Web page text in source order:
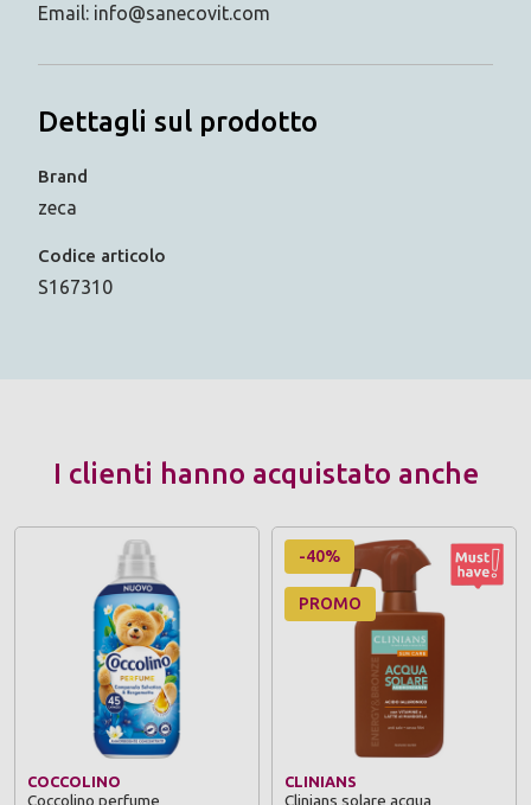
Email: info@sanecovit.com
Dettagli sul prodotto
Brand
zeca
Codice articolo
S167310
I clienti hanno acquistato anche
COCCOLINO
Coccolino perfume
-40%
PROMO
CLINIANS
Clinians solare acqua